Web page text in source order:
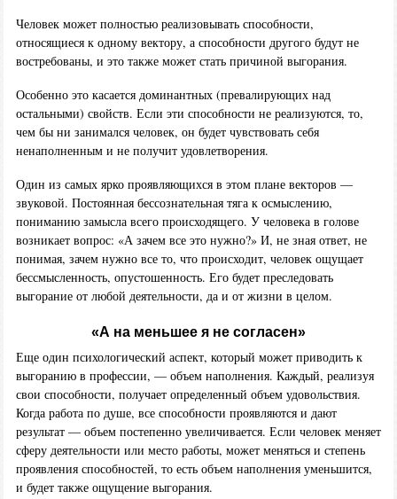
Человек может полностью реализовывать способности,
относящиеся к одному вектору, а способности другого будут не
востребованы, и это также может стать причиной выгорания.
Особенно это касается доминантных (превалирующих над
остальными) свойств. Если эти способности не реализуются, то,
чем бы ни занимался человек, он будет чувствовать себя
ненаполненным и не получит удовлетворения.
Один из самых ярко проявляющихся в этом плане векторов —
звуковой. Постоянная бессознательная тяга к осмыслению,
пониманию замысла всего происходящего. У человека в голове
возникает вопрос: «А зачем все это нужно?» И, не зная ответ, не
понимая, зачем нужно все то, что происходит, человек ощущает
бессмысленность, опустошенность. Его будет преследовать
выгорание от любой деятельности, да и от жизни в целом.
«А на меньшее я не согласен»
Еще один психологический аспект, который может приводить к
выгоранию в профессии, — объем наполнения. Каждый, реализуя
свои способности, получает определенный объем удовольствия.
Когда работа по душе, все способности проявляются и дают
результат — объем постепенно увеличивается. Если человек меняет
сферу деятельности или место работы, может меняться и степень
проявления способностей, то есть объем наполнения уменьшится,
и будет также ощущение выгорания.